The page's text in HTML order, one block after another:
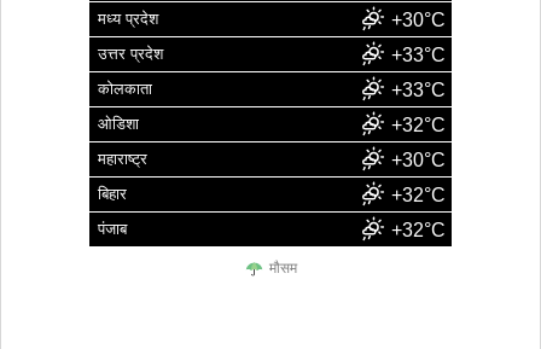
मध्य प्रदेश +30°C
उत्तर प्रदेश +33°C
कोलकाता +33°C
ओडिशा +32°C
महाराष्ट्र +30°C
बिहार +32°C
पंजाब +32°C
मौसम